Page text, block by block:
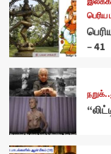
பெரிய
– 41